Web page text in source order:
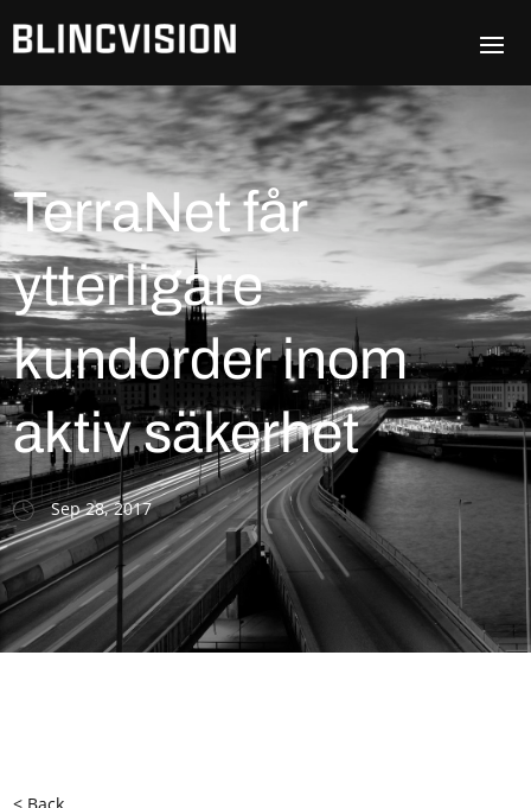
TerraNet får
ytterligare
kundorder inom
aktiv säkerhet
Sep 28, 2017